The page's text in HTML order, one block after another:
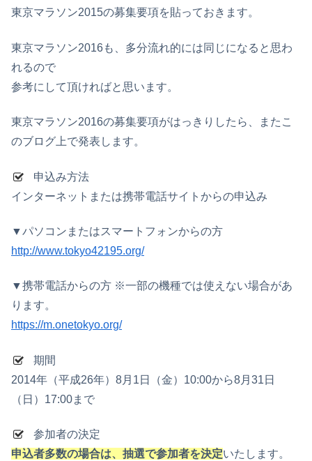
東京マラソン2015の募集要項を貼っておきます。
東京マラソン2016も、多分流れ的には同じになると思わ
れるので
参考にして頂ければと思います。
東京マラソン2016の募集要項がはっきりしたら、またこ
のブログ上で発表します。
申込み方法
インターネットまたは携帯電話サイトからの申込み
▼パソコンまたはスマートフォンからの方
http://www.tokyo42195.org/
▼携帯電話からの方 ※一部の機種では使えない場合があ
ります。
https://m.onetokyo.org/
期間
2014年（平成26年）8月1日（金）10:00から8月31日
（日）17:00まで
参加者の決定
申込者多数の場合は、抽選で参加者を決定いたします。